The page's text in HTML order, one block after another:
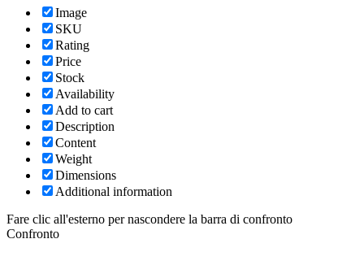
Image
SKU
Rating
Price
Stock
Availability
Add to cart
Description
Content
Weight
Dimensions
Additional information
Fare clic all'esterno per nascondere la barra di confronto
Confronto